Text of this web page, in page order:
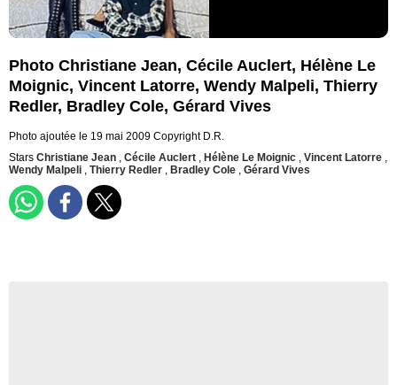
Photo Christiane Jean, Cécile Auclert, Hélène Le
Moignic, Vincent Latorre, Wendy Malpeli, Thierry
Redler, Bradley Cole, Gérard Vives
Photo ajoutée le 19 mai 2009 Copyright D.R.
Stars Christiane Jean , Cécile Auclert , Hélène Le Moignic , Vincent Latorre ,
Wendy Malpeli , Thierry Redler , Bradley Cole , Gérard Vives